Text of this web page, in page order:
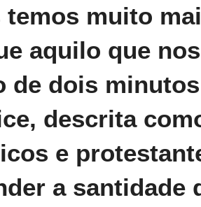
temos muito
aquilo que
de dois minutos
descrita
e
a santidade